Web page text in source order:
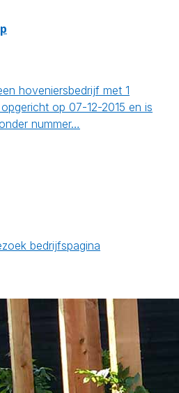
hoveniersbedrijf met 1
op 07-12-2015 en is
nummer…
bedrijfspagina